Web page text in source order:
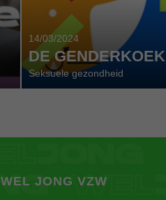
14/03/2024
DE GENDERKOEK
Seksuele gezondheid
WEL JONG VZW